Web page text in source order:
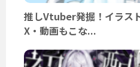
推しVtuber発掘！イラス
X・動画もこな...